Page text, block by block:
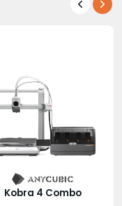
Kobra 4 Combo